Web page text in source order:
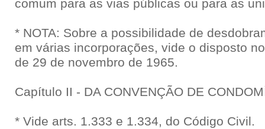
comum para as vias públicas ou para as
* NOTA: Sobre a possibilidade de
em várias incorporações, vide o disposto
de 29 de novembro de 1965.
Capítulo II - DA CONVENÇÃO DE
* Vide arts. 1.333 e 1.334, do Código Civil.